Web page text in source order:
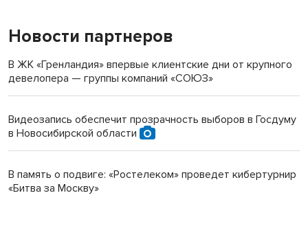
Новости партнеров
В ЖК «Гренландия» впервые клиентские дни от крупного
девелопера — группы компаний «СОЮЗ»
Видеозапись обеспечит прозрачность выборов в Госдуму
в Новосибирской области
В память о подвиге: «Ростелеком» проведет кибертурнир
«Битва за Москву»